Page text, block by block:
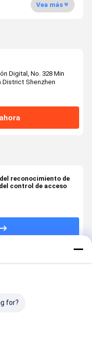
Vea más
Digital, No. 328 Min
District Shenzhen
reconocimiento de
control de acceso
for?